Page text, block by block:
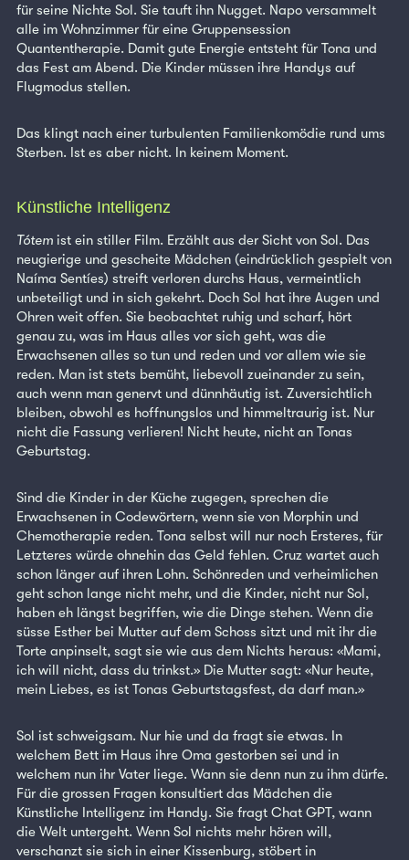
für seine Nichte Sol. Sie tauft ihn Nugget. Napo versammelt
alle im Wohnzimmer für eine Gruppensession
Quantentherapie. Damit gute Energie entsteht für Tona und
das Fest am Abend. Die Kinder müssen ihre Handys auf
Flugmodus stellen.
Das klingt nach einer turbulenten Familienkomödie rund ums
Sterben. Ist es aber nicht. In keinem Moment.
Künstliche Intelligenz
Tótem ist ein stiller Film. Erzählt aus der Sicht von Sol. Das
neugierige und gescheite Mädchen (eindrücklich gespielt von
Naíma Sentíes) streift verloren durchs Haus, vermeintlich
unbeteiligt und in sich gekehrt. Doch Sol hat ihre Augen und
Ohren weit offen. Sie beobachtet ruhig und scharf, hört
genau zu, was im Haus alles vor sich geht, was die
Erwachsenen alles so tun und reden und vor allem wie sie
reden. Man ist stets bemüht, liebevoll zueinander zu sein,
auch wenn man genervt und dünnhäutig ist. Zuversichtlich
bleiben, obwohl es hoffnungslos und himmeltraurig ist. Nur
nicht die Fassung verlieren! Nicht heute, nicht an Tonas
Geburtstag.
Sind die Kinder in der Küche zugegen, sprechen die
Erwachsenen in Codewörtern, wenn sie von Morphin und
Chemotherapie reden. Tona selbst will nur noch Ersteres, für
Letzteres würde ohnehin das Geld fehlen. Cruz wartet auch
schon länger auf ihren Lohn. Schönreden und verheimlichen
geht schon lange nicht mehr, und die Kinder, nicht nur Sol,
haben eh längst begriffen, wie die Dinge stehen. Wenn die
süsse Esther bei Mutter auf dem Schoss sitzt und mit ihr die
Torte anpinselt, sagt sie wie aus dem Nichts heraus: «Mami,
ich will nicht, dass du trinkst.» Die Mutter sagt: «Nur heute,
mein Liebes, es ist Tonas Geburtstagsfest, da darf man.»
Sol ist schweigsam. Nur hie und da fragt sie etwas. In
welchem Bett im Haus ihre Oma gestorben sei und in
welchem nun ihr Vater liege. Wann sie denn nun zu ihm dürfe.
Für die grossen Fragen konsultiert das Mädchen die
Künstliche Intelligenz im Handy. Sie fragt Chat GPT, wann
die Welt untergeht. Wenn Sol nichts mehr hören will,
verschanzt sie sich in einer Kissenburg, stöbert in